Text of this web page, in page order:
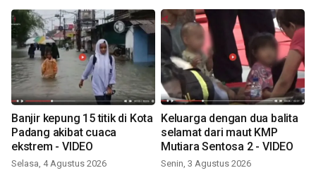
Banjir kepung 15 titik di Kota
Padang akibat cuaca
ekstrem - VIDEO
Selasa, 4 Agustus 2026
Keluarga dengan dua balita
selamat dari maut KMP
Mutiara Sentosa 2 - VIDEO
Senin, 3 Agustus 2026